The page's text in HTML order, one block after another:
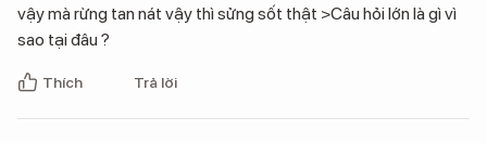
vậy mà rừng tan nát vậy thì sửng sốt thật >Câu hỏi lớn là gì vì
sao tại đâu ?
Thích Trả lời